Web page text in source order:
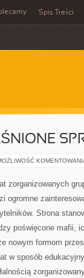
Spis Treści
zorganizowanych
ogromne
Strona
poświęcone mafii,
nowym formom
w sposób